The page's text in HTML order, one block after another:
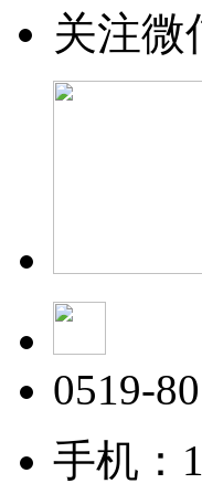
关注微
0519-
手机：